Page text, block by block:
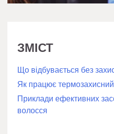
ЗМІСТ
Що відбувається без
Як працює
Приклади ефективних
волосся